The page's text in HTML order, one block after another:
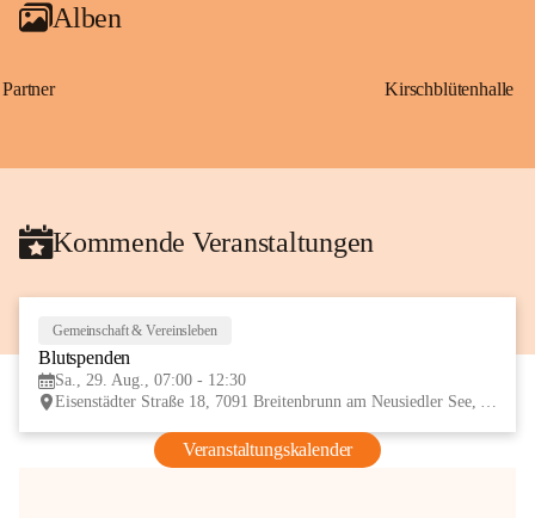
Alben
Partner Kirschblütenhalle
Kommende Veranstaltungen
Gemeinschaft & Vereinsleben
Blutspenden
Sa., 29. Aug., 07:00 - 12:30
Eisenstädter Straße 18, 7091 Breitenbrunn am Neusiedler See, AUT
Veranstaltungskalender